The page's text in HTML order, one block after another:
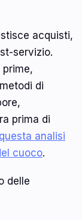
acquisti,
servizio.
di
prima di
questa analisi
cuoco.
delle